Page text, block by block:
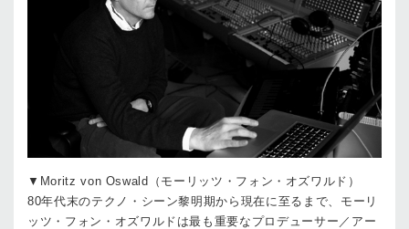
▼Moritz von Oswald（モーリッツ・フォン・オズワルド）
80年代末のテクノ・シーン黎明期から現在に至るまで、モーリ
ッツ・フォン・オズワルドは最も重要なプロデューサー／アー